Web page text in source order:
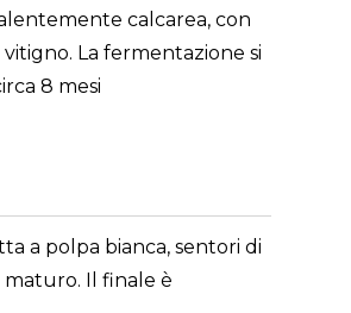
calcarea, con
La fermentazione si
8 mesi
a polpa bianca, sentori di
Il finale è